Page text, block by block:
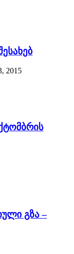
2015
გზა –